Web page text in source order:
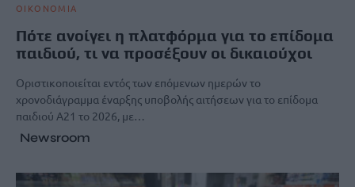
ΟΙΚΟΝΟΜΙΑ
Πότε ανοίγει η πλατφόρμα για το επίδομα
παιδιού, τι να προσέξουν οι δικαιούχοι
Οριστικοποιείται εντός των επόμενων ημερών το
χρονοδιάγραμμα έναρξης υποβολής αιτήσεων για το επίδομα
παιδιού Α21 το 2026, με…
Newsroom